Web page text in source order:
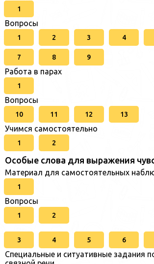
1
Вопросы
1 2 3 4
7 8 9
Работа в парах
1
Вопросы
10 11 12 13
Учимся самостоятельно
1 2
Особые слова для выражения
Материал для самостоятельных
1
Вопросы
1 2
3 4 5 6
Специальные и ситуативные задания